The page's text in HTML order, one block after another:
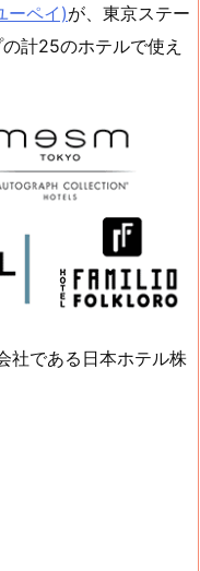
ーペイ)が、東京ステー
計25のホテルで使え
社である日本ホテル株